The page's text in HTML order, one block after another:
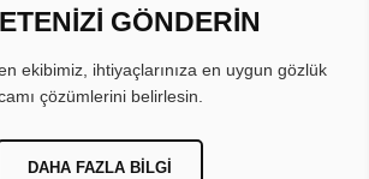
GÖNDERİN
ekibimiz, ihtiyaçlarınıza en uygun gözlük
çözümlerini belirlesin.
DAHA FAZLA BILGI